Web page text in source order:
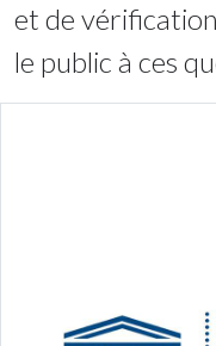
et de
le public à ces